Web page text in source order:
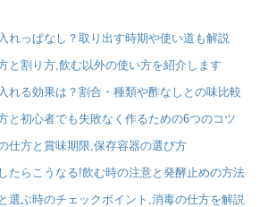
れっぱなし？取り出す時期や使い道も解説
と割り方,飲む以外の使い方を紹介します
れる効果は？割合・種類や酢なしとの味比較
と初心者でも失敗なく作るための6つのコツ
仕方と賞味期限,保存容器の選び方
たらこうなる!飲む時の注意と発酵止めの方法
選ぶ時のチェックポイント,消毒の仕方を解説